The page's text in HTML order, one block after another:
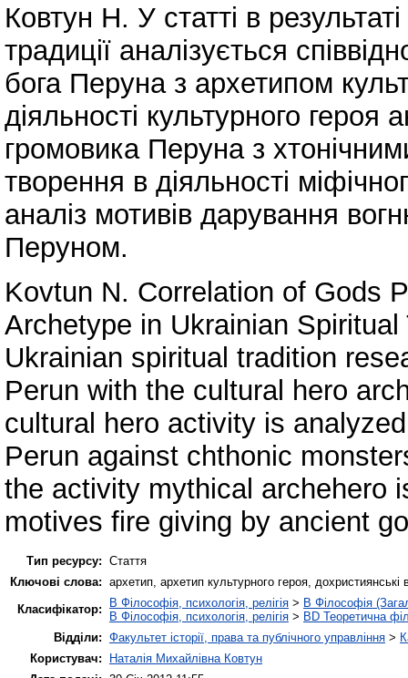
Ковтун Н. У статті в
традиції аналізується
бога Перуна з архетипом
діяльності культурного
громовика Перуна з
творення в діяльності
аналіз мотивів дарування
Перуном.
Kovtun N. Correlation of Gods
Archetype in Ukrainian
Ukrainian spiritual tradition
Perun with the cultural hero
cultural hero activity is
Perun against chthonic
the activity mythical archehero
motives fire giving by ancient
Тип ресурсу: Стаття
Ключові слова: архетип, архетип культурного героя,
Класифікатор:
B Філософія, психологія, релігія > B Філософія
B Філософія, психологія, релігія > BD Теоретична
Відділи: Факультет історії, права та публічного управління >
Користувач:
Наталія Михайлівна Ковтун